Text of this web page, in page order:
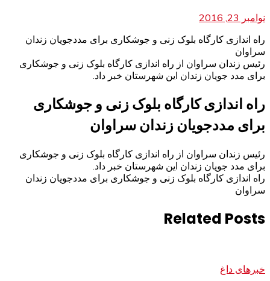
نوامبر 23, 2016
راه اندازی کارگاه بلوک زنی و جوشکاری برای مددجویان زندان
سراوان
رئیس زندان سراوان از راه اندازی کارگاه بلوک زنی و جوشکاری
برای مدد جویان زندان این شهرستان خبر داد.
راه اندازی کارگاه بلوک زنی و جوشکاری
برای مددجویان زندان سراوان
رئیس زندان سراوان از راه اندازی کارگاه بلوک زنی و جوشکاری
برای مدد جویان زندان این شهرستان خبر داد.
راه اندازی کارگاه بلوک زنی و جوشکاری برای مددجویان زندان
سراوان
Related Posts
خبرهای داغ